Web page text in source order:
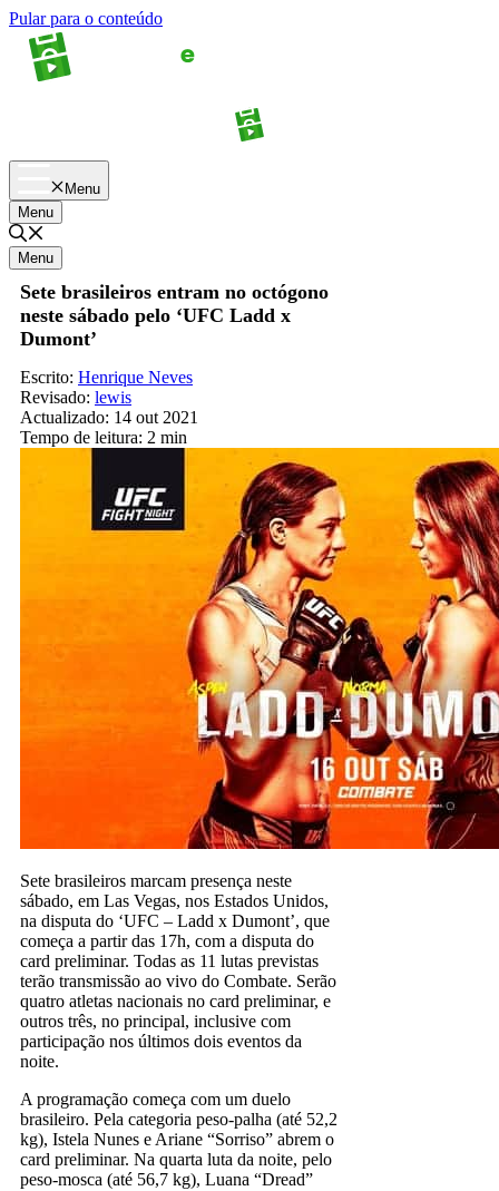
Pular para o conteúdo
Menu
Menu
Menu
Sete brasileiros entram no octógono
neste sábado pelo ‘UFC Ladd x
Dumont’
Escrito: Henrique Neves
Revisado: lewis
Actualizado: 14 out 2021
Tempo de leitura: 2 min
Sete brasileiros marcam presença neste
sábado, em Las Vegas, nos Estados Unidos,
na disputa do ‘UFC – Ladd x Dumont’, que
começa a partir das 17h, com a disputa do
card preliminar. Todas as 11 lutas previstas
terão transmissão ao vivo do Combate. Serão
quatro atletas nacionais no card preliminar, e
outros três, no principal, inclusive com
participação nos últimos dois eventos da
noite.
A programação começa com um duelo
brasileiro. Pela categoria peso-palha (até 52,2
kg), Istela Nunes e Ariane “Sorriso” abrem o
card preliminar. Na quarta luta da noite, pelo
peso-mosca (até 56,7 kg), Luana “Dread”